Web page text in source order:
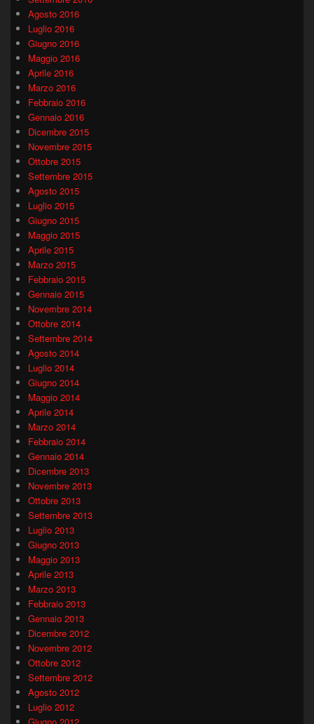
Agosto 2016
Luglio 2016
Giugno 2016
Maggio 2016
Aprile 2016
Marzo 2016
Febbraio 2016
Gennaio 2016
Dicembre 2015
Novembre 2015
Ottobre 2015
Settembre 2015
Agosto 2015
Luglio 2015
Giugno 2015
Maggio 2015
Aprile 2015
Marzo 2015
Febbraio 2015
Gennaio 2015
Novembre 2014
Ottobre 2014
Settembre 2014
Agosto 2014
Luglio 2014
Giugno 2014
Maggio 2014
Aprile 2014
Marzo 2014
Febbraio 2014
Gennaio 2014
Dicembre 2013
Novembre 2013
Ottobre 2013
Settembre 2013
Luglio 2013
Giugno 2013
Maggio 2013
Aprile 2013
Marzo 2013
Febbraio 2013
Gennaio 2013
Dicembre 2012
Novembre 2012
Ottobre 2012
Settembre 2012
Agosto 2012
Luglio 2012